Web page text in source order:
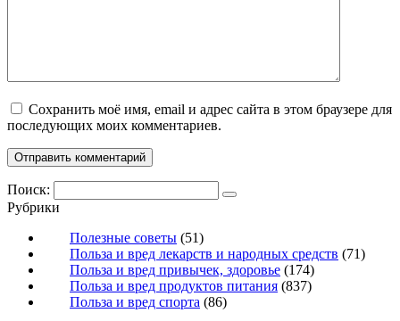
Сохранить моё имя, email и адрес сайта в этом браузере для
последующих моих комментариев.
Поиск:
Рубрики
Полезные советы (51)
Польза и вред лекарств и народных средств (71)
Польза и вред привычек, здоровье (174)
Польза и вред продуктов питания (837)
Польза и вред спорта (86)